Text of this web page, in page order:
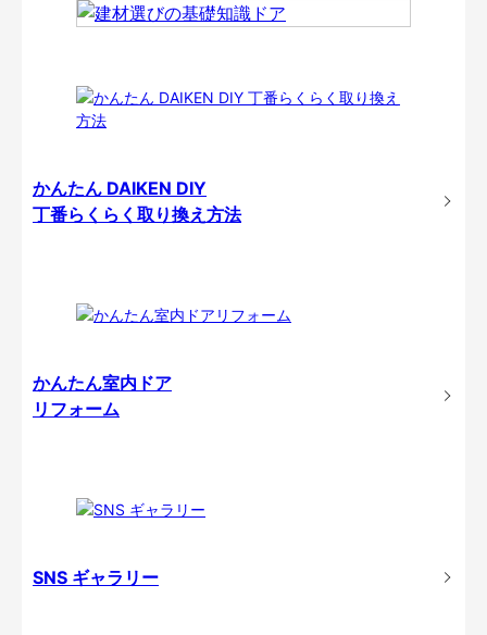
かんたん DAIKEN DIY
丁番らくらく取り換え方法
かんたん室内ドア
リフォーム
SNS ギャラリー